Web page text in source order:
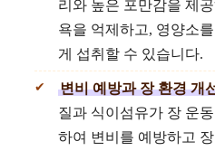
리와 높은 포만감을 제
욕을 억제하고, 영양소
게 섭취할 수 있습니다.
변비 예방과 장 환경 개
질과 식이섬유가 장 운
하여 변비를 예방하고